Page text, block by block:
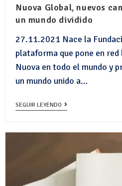
Nuova Global, nuevos
un mundo dividido
27.11.2021 Nace la
plataforma que pone en
Nuova en todo el mundo y
un mundo unido a…
SEGUIR LEYENDO